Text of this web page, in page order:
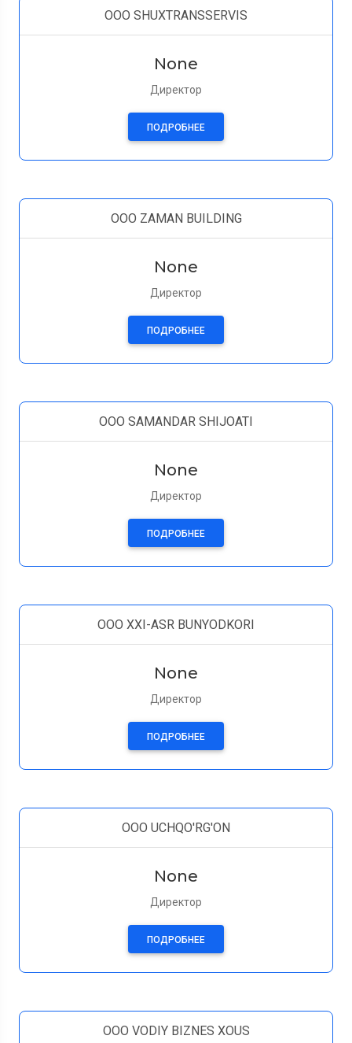
OOO SHUXTRANSSERVIS
None
Директор
ПОДРОБНЕЕ
OOO ZAMAN BUILDING
None
Директор
ПОДРОБНЕЕ
OOO SAMANDAR SHIJOATI
None
Директор
ПОДРОБНЕЕ
OOO XXI-ASR BUNYODKORI
None
Директор
ПОДРОБНЕЕ
OOO UCHQO'RG'ON
None
Директор
ПОДРОБНЕЕ
OOO VODIY BIZNES XOUS